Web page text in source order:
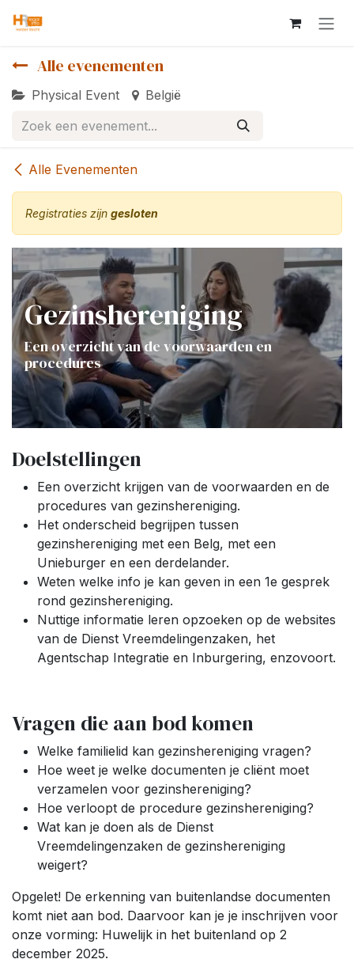
Alle evenementen
Physical Event België
Alle Evenementen
Registraties zijn gesloten
Gezinshereniging
Een overzicht van de voorwaarden en
procedures
Doelstellingen
Een overzicht krijgen van de voorwaarden en de
procedures van gezinshereniging.
Het onderscheid begrijpen tussen
gezinshereniging met een Belg, met een
Unieburger en een derdelander.
Weten welke info je kan geven in een 1e gesprek
rond gezinshereniging.
Nuttige informatie leren opzoeken op de websites
van de Dienst Vreemdelingenzaken, het
Agentschap Integratie en Inburgering, enzovoort.
Vragen die aan bod komen
Welke familielid kan gezinshereniging vragen?
Hoe weet je welke documenten je cliënt moet
verzamelen voor gezinshereniging?
Hoe verloopt de procedure gezinshereniging?
Wat kan je doen als de Dienst
Vreemdelingenzaken de gezinshereniging
weigert?
Opgelet! De erkenning van buitenlandse documenten
komt niet aan bod. Daarvoor kan je je inschrijven voor
onze vorming: Huwelijk in het buitenland op 2
december 2025.